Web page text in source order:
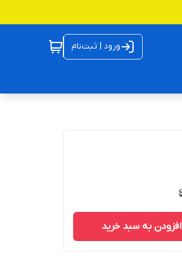
ورود | ثبت‌نام
افزودن به سبد خرید